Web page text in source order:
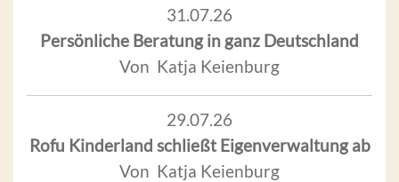
31.07.26
Persönliche Beratung in ganz Deutschland
Von Katja Keienburg
29.07.26
Rofu Kinderland schließt Eigenverwaltung ab
Von Katja Keienburg